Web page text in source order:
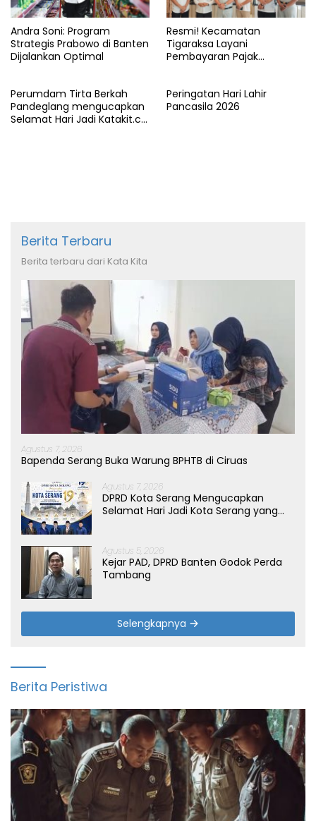
Andra Soni: Program
Strategis Prabowo di Banten
Dijalankan Optimal
Resmi! Kecamatan
Tigaraksa Layani
Pembayaran Pajak
Perumdam Tirta Berkah
Pandeglang mengucapkan
Selamat Hari Jadi Katakit.co
Peringatan Hari Lahir
Pancasila 2026
Berita Terbaru
Berita terbaru dari Kata Kita
Agustus 7, 2026
Bapenda Serang Buka Warung BPHTB di Ciruas
Agustus 7, 2026
DPRD Kota Serang Mengucapkan
Selamat Hari Jadi Kota Serang yang
Agustus 5, 2026
Kejar PAD, DPRD Banten Godok Perda
Tambang
Selengkapnya
Berita Peristiwa